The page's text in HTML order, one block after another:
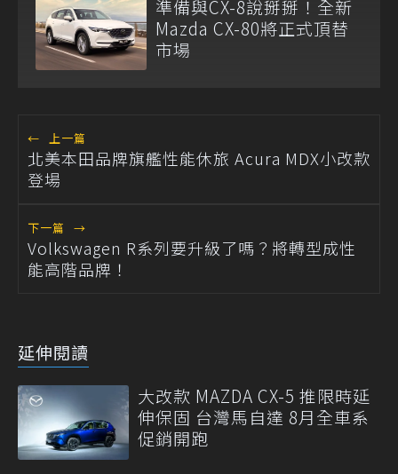
準備與CX-8說掰掰！全新
Mazda CX-80將正式頂替
市場
← 上一篇
北美本田品牌旗艦性能休旅 Acura MDX小改款
登場
下一篇 →
Volkswagen R系列要升級了嗎？將轉型成性
能高階品牌！
延伸閱讀
大改款 MAZDA CX-5 推限時延
伸保固 台灣馬自達 8月全車系
促銷開跑